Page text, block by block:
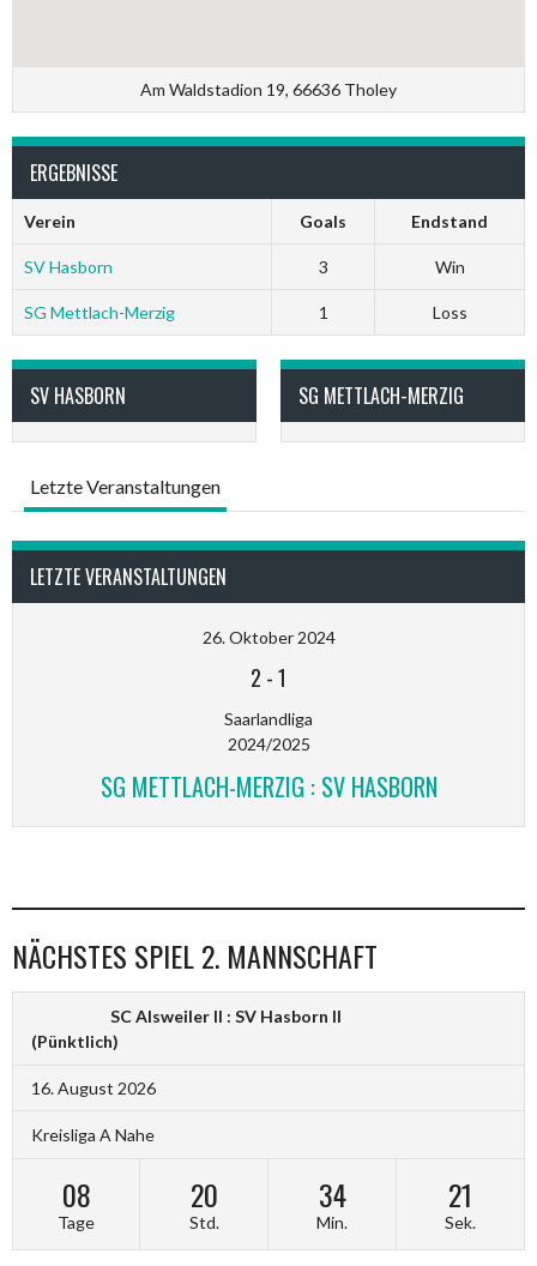
Am Waldstadion 19, 66636 Tholey
ERGEBNISSE
Verein Goals Endstand
SV Hasborn 3 Win
SG Mettlach-Merzig 1 Loss
SV HASBORN SG METTLACH-MERZIG
Letzte Veranstaltungen
LETZTE VERANSTALTUNGEN
26. Oktober 2024
2 -1
Saarlandliga
2024/2025
SG METTLACH-MERZIG : SV HASBORN
NÄCHSTES SPIEL 2. MANNSCHAFT
SC Alsweiler II : SV Hasborn II
(Pünktlich)
16. August 2026
Kreisliga A Nahe
08
Tage
20
Std.
34
Min.
20
Sek.